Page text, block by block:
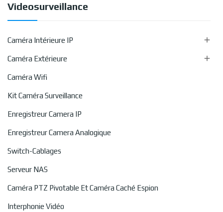
Videosurveillance
Caméra Intérieure IP 
Caméra Extérieure 
Caméra Wifi
Kit Caméra Surveillance
Enregistreur Camera IP
Enregistreur Camera Analogique
Switch-Cablages
Serveur NAS
Caméra PTZ Pivotable Et Caméra Caché Espion
Interphonie Vidéo